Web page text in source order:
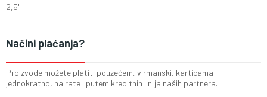
2,5"
Načini plaćanja?
Proizvode možete platiti pouzećem, virmanski, karticama
jednokratno, na rate i putem kreditnih linija naših partnera.